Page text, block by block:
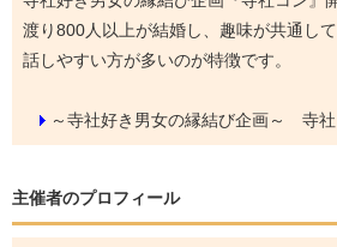
渡り800人以上が結婚し、趣味が共通し
話しやすい方が多いのが特徴です。
～寺社好き男女の縁結び企画～ 寺
主催者のプロフィール